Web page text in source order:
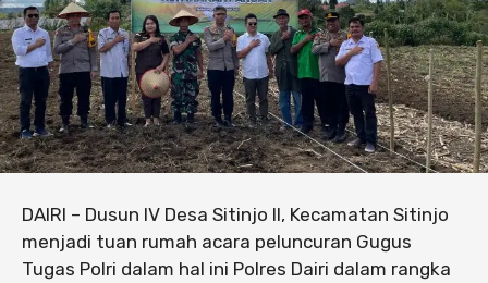
DAIRI – Dusun IV Desa Sitinjo II, Kecamatan Sitinjo
menjadi tuan rumah acara peluncuran Gugus
Tugas Polri dalam hal ini Polres Dairi dalam rangka